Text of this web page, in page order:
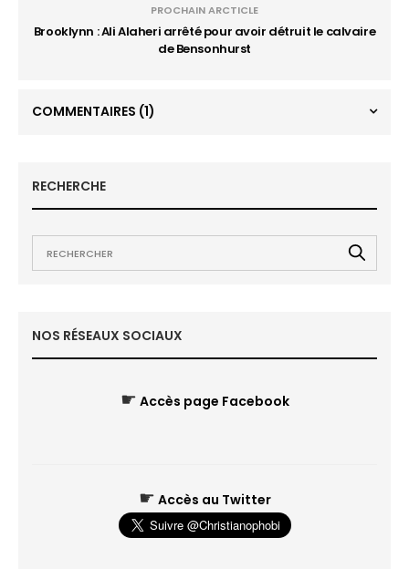
PROCHAIN ARCTICLE
Brooklynn : Ali Alaheri arrêté pour avoir détruit le calvaire
de Bensonhurst
COMMENTAIRES (1)
RECHERCHE
NOS RÉSEAUX SOCIAUX
☛ Accès page Facebook
☛ Accès au Twitter